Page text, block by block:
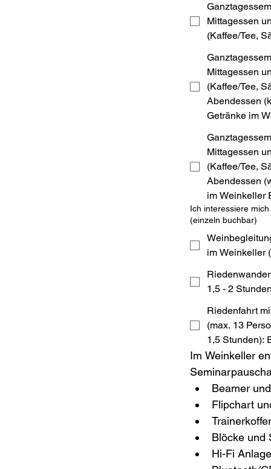
Mittagessen
(Kaffee/Tee,
Mittagessen
(Kaffee/Tee,
Abendessen
Getränke im
Mittagessen
(Kaffee/Tee,
Abendessen
im Weinkeller
Ich interessiere
(einzeln buchbar)
im Weinkeller
1,5 - 2
Riedenfahrt
(max. 13
1,5
Im Weinkeller
Beamer
Flipchart
Blöcke und
Hi-Fi